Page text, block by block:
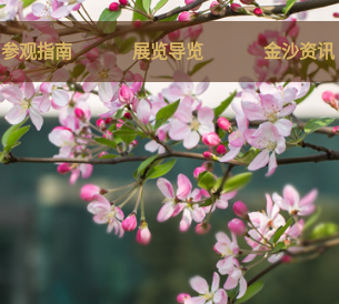
参观指南 展览导览 金沙资讯